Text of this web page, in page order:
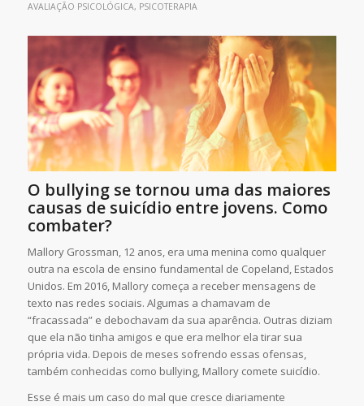
AVALIAÇÃO PSICOLÓGICA, PSICOTERAPIA
O bullying se tornou uma das maiores
causas de suicídio entre jovens. Como
combater?
Mallory Grossman, 12 anos, era uma menina como qualquer
outra na escola de ensino fundamental de Copeland, Estados
Unidos. Em 2016, Mallory começa a receber mensagens de
texto nas redes sociais. Algumas a chamavam de
“fracassada” e debochavam da sua aparência. Outras diziam
que ela não tinha amigos e que era melhor ela tirar sua
própria vida. Depois de meses sofrendo essas ofensas,
também conhecidas como bullying, Mallory comete suicídio.
Esse é mais um caso do mal que cresce diariamente